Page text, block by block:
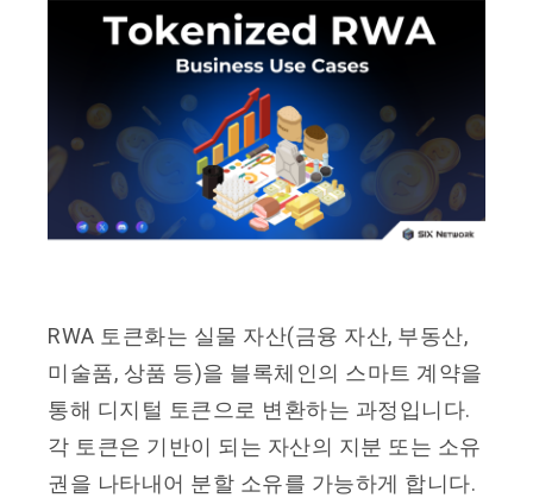
RWA 토큰화는 실물 자산(금융 자산, 부동산,
미술품, 상품 등)을 블록체인의 스마트 계약을
통해 디지털 토큰으로 변환하는 과정입니다.
각 토큰은 기반이 되는 자산의 지분 또는 소유
권을 나타내어 분할 소유를 가능하게 합니다.